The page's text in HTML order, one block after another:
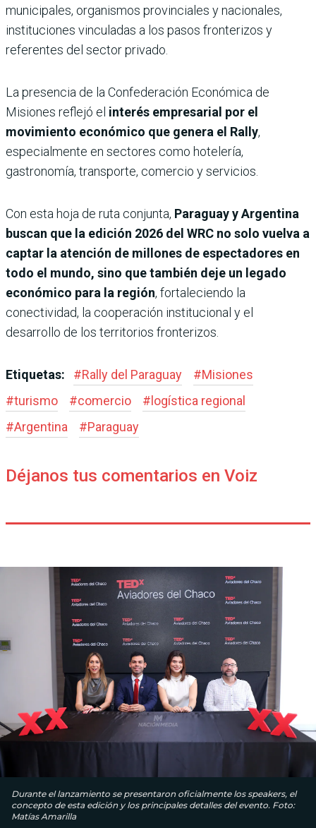
municipales, organismos provinciales y nacionales,
instituciones vinculadas a los pasos fronterizos y
referentes del sector privado.
La presencia de la Confederación Económica de
Misiones reflejó el interés empresarial por el
movimiento económico que genera el Rally,
especialmente en sectores como hotelería,
gastronomía, transporte, comercio y servicios.
Con esta hoja de ruta conjunta, Paraguay y Argentina
buscan que la edición 2026 del WRC no solo vuelva a
captar la atención de millones de espectadores en
todo el mundo, sino que también deje un legado
económico para la región, fortaleciendo la
conectividad, la cooperación institucional y el
desarrollo de los territorios fronterizos.
Etiquetas: #Rally del Paraguay #Misiones
#turismo #comercio #logística regional
#Argentina #Paraguay
Déjanos tus comentarios en Voiz
Durante el lanzamiento se presentaron oficialmente los speakers, el
concepto de esta edición y los principales detalles del evento. Foto:
Matías Amarilla